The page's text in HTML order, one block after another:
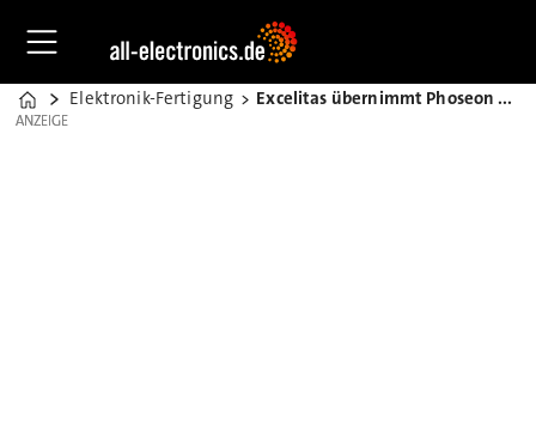
Home
Elektronik-Fertigung Excelitas übernimmt Phoseon Technology
ANZEIGE
ANZEIGE